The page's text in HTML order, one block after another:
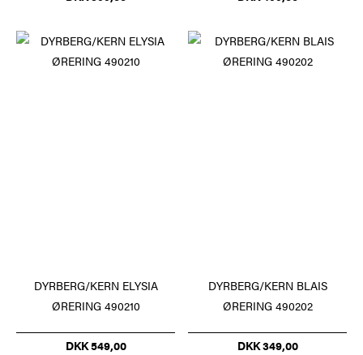
DYRBERG/KERN ELYSIA
ØRERING 490210
DKK 549,00
DYRBERG/KERN BLAIS
ØRERING 490202
DKK 349,00